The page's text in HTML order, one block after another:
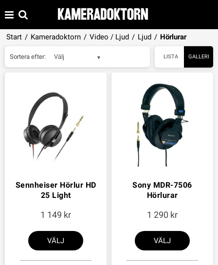
Start / Kameradoktorn / Video / Ljud / Ljud / Hörlurar
LISTA GALLERI
Sortera efter: Välj
Sennheiser Hörlur HD
25 Light
1 149
VÄLJ
Sony MDR-7506
Hörlurar
1 290
VÄLJ